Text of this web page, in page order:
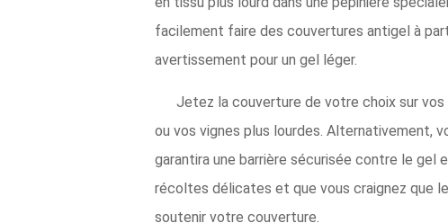
facilement faire des couvertures antigel à
avertissement pour un gel léger.
Jetez la couverture de votre choix sur
ou vos vignes plus lourdes. Alternativement,
garantira une barrière sécurisée contre le
récoltes délicates et que vous craignez que
soutenir votre couverture.